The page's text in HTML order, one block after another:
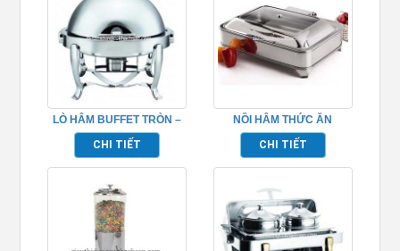
LÒ HÂM BUFFET TRÒN –
TP697025
CHI TIẾT
NỒI HÂM THỨC ĂN
BUFFET – TP697011
CHI TIẾT